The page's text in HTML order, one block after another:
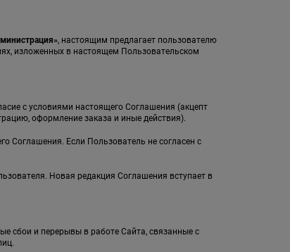
, настоящим предлагает пользователю
изложенных в настоящем Пользовательском
с условиями настоящего Соглашения (акцепт
оформление заказа и иные действия).
Соглашения. Если Пользователь не согласен с
Новая редакция Соглашения вступает в
сбои и перерывы в работе Сайта, связанные с